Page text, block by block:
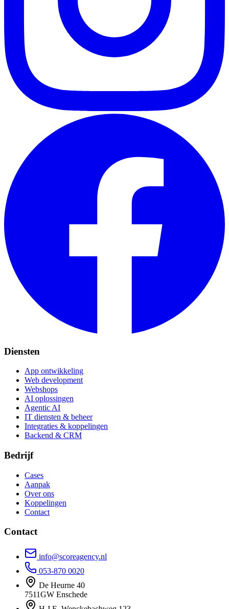
Diensten
App ontwikkeling
Web development
Webshops
AI oplossingen
Agentic AI
IT diensten & beheer
Integraties & koppelingen
Backend & CRM
Bedrijf
Cases
Aanpak
Over ons
Koppelingen
Contact
Contact
info@scoreagency.nl
053-870 0020
De Heurne 40
7511GW Enschede